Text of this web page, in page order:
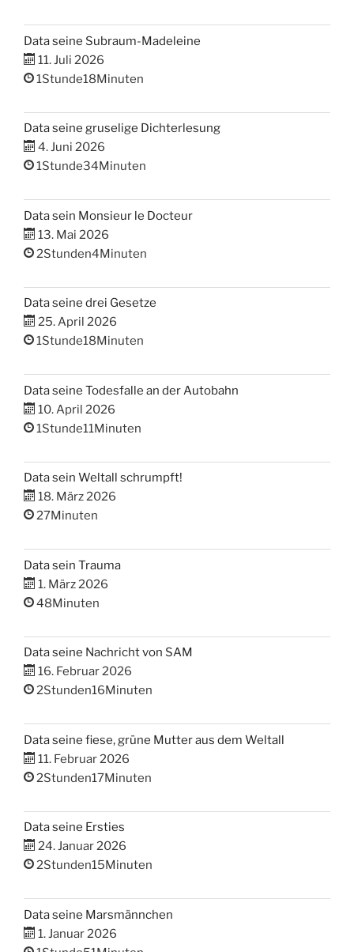
Data seine Subraum-Madeleine
11. Juli 2026
1Stunde18Minuten
Data seine gruselige Dichterlesung
4. Juni 2026
1Stunde34Minuten
Data sein Monsieur le Docteur
13. Mai 2026
2Stunden4Minuten
Data seine drei Gesetze
25. April 2026
1Stunde18Minuten
Data seine Todesfalle an der Autobahn
10. April 2026
1Stunde11Minuten
Data sein Weltall schrumpft!
18. März 2026
27Minuten
Data sein Trauma
1. März 2026
48Minuten
Data seine Nachricht von SAM
16. Februar 2026
2Stunden16Minuten
Data seine fiese, grüne Mutter aus dem Weltall
11. Februar 2026
2Stunden17Minuten
Data seine Ersties
24. Januar 2026
2Stunden15Minuten
Data seine Marsmännchen
1. Januar 2026